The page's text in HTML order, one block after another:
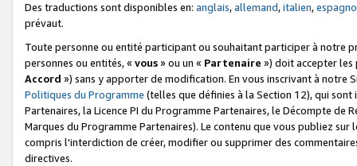
Des traductions sont disponibles en: anglais,allemand,italien,
prévaut.
Toute personne ou entité participant ou souhaitant participer à notre
personnes ou entités, « vous» ou un « Partenaire ») doit accepter les
Accord ») sans y apporter de modification. En vous inscrivant à notre
Politiques du Programme (telles que définies à la Section 12), qui
Partenaires, la Licence PI du Programme Partenaires, le Décompte de
Marques du Programme Partenaires). Le contenu que vous publiez
compris l'interdiction de créer, modifier ou supprimer des
directives.